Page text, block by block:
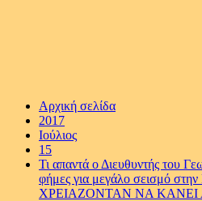
Αρχική σελίδα
2017
Ιούλιος
15
Τι απαντά ο Διευθυντής του
φήμες για μεγάλο σεισμό
ΧΡΕΙΑΖΟΝΤΑΝ ΝΑ